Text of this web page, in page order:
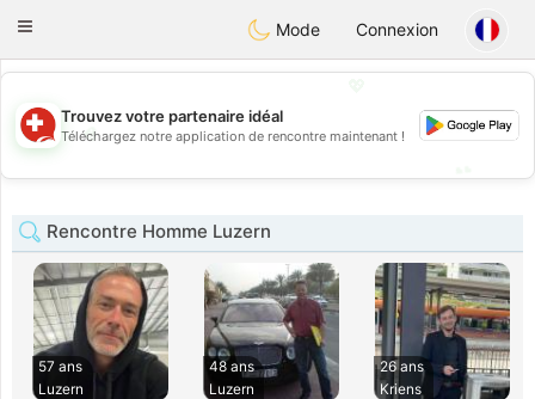
Suissi
Toggle
Mode Connexion
💖
💕
Trouvez votre partenaire idéal
Téléchargez notre application de rencontre maintenant !
Rencontre Homme Luzern
57 ans
Luzern
48 ans
Luzern
26 ans
Kriens